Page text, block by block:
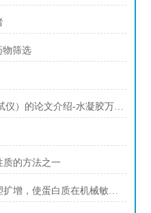
物筛选
CellScale UniVert（拉伸强度测试仪）的论文介绍-水凝胶万能试验机
质的方法之一
细胞拉伸通过活性肌动蛋白重塑扩增，使蛋白质在机械敏感结构中变形和募集